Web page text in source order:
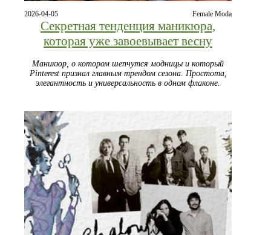
2026-04-05 Female Moda
Секретная тенденция маникюра,
которая уже завоевывает весну
Маникюр, о котором шепчутся модницы и который
Pinterest признал главным трендом сезона. Простота,
элегантность и универсальность в одном флаконе.